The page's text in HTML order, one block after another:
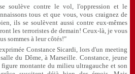
soulève contre le vol, l'oppression et le
tous et que vous, vous craignez de
ils se soulèvent aussi contre eux-mêmes
les terroristes de demain! Ceux-là, je vous
sommes à leur côtés!"
Constance Sicardi, lors d'un meeting
du Dôme, à Marseille. Constance, jeune
montante du milieu ultragauche et son